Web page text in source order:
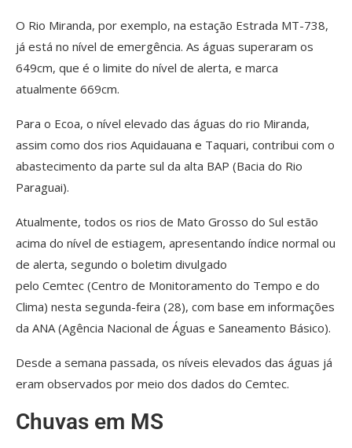
O Rio Miranda, por exemplo, na estação Estrada MT-738,
já está no nível de emergência. As águas superaram os
649cm, que é o limite do nível de alerta, e marca
atualmente 669cm.
Para o Ecoa, o nível elevado das águas do rio Miranda,
assim como dos rios Aquidauana e Taquari, contribui com o
abastecimento da parte sul da alta BAP (Bacia do Rio
Paraguai).
Atualmente, todos os rios de Mato Grosso do Sul estão
acima do nível de estiagem, apresentando índice normal ou
de alerta, segundo o boletim divulgado
pelo Cemtec (Centro de Monitoramento do Tempo e do
Clima) nesta segunda-feira (28), com base em informações
da ANA (Agência Nacional de Águas e Saneamento Básico).
Desde a semana passada, os níveis elevados das águas já
eram observados por meio dos dados do Cemtec.
Chuvas em MS